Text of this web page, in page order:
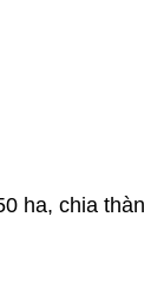
ha, chia